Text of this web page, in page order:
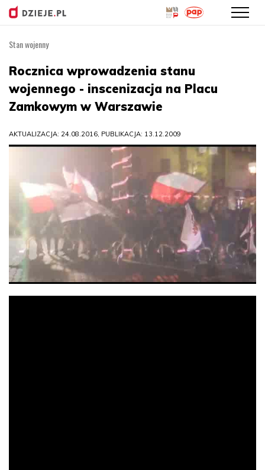
treści
Stan wojenny
Rocznica wprowadzenia stanu
wojennego - inscenizacja na Placu
Zamkowym w Warszawie
AKTUALIZACJA: 24.08.2016, PUBLIKACJA: 13.12.2009